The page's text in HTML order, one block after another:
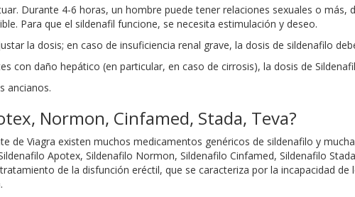
Durante 4-6 horas, un hombre puede tener relaciones sexuales o más,
Para que el sildenafil funcione, se necesita estimulación y deseo.
la dosis; en caso de insuficiencia renal grave, la dosis de sildenafilo
con daño hepático (en particular, en caso de cirrosis), la dosis de
ancianos.
Normon, Cinfamed, Stada, Teva?
de Viagra existen muchos medicamentos genéricos de sildenafilo y
Apotex, Sildenafilo Normon, Sildenafilo Cinfamed, Sildenafilo
de la disfunción eréctil, que se caracteriza por la incapacidad de